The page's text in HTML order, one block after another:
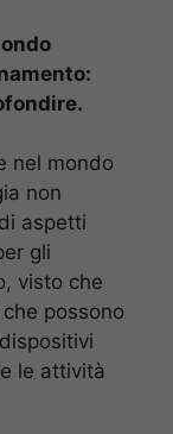
nel mondo
non
aspetti
gli
visto che
possono
le attività